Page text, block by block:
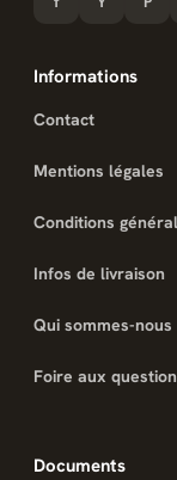
Informations
Contact
Mentions légales
Conditions
Infos de livraison
Qui sommes-nous
Foire aux
Documents